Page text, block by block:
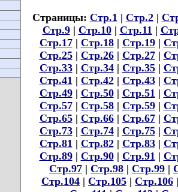
Страницы: Стр.1 | Стр.2|
Стр.9| Стр.10| Стр.11 |
Стр.17| Стр.18| Стр.19|
Стр.25| Стр.26| Стр.27|
Стр.33| Стр.34| Стр.35|
Стр.41 | Стр.42| Стр.43|
Стр.49| Стр.50| Стр.51 |
Стр.57| Стр.58| Стр.59|
Стр.65| Стр.66| Стр.67|
Стр.73| Стр.74| Стр.75|
Стр.81 | Стр.82| Стр.83|
Стр.89| Стр.90| Стр.91 |
Стр.97 | Стр.98 | Стр.99 |
Стр.104 | Стр.105 | Стр.106